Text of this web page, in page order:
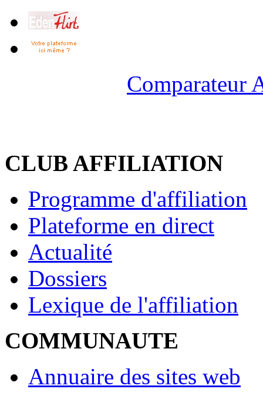
Comparateur
CLUB AFFILIATION
Programme d'affiliation
Plateforme en direct
Actualité
Dossiers
Lexique de l'affiliation
COMMUNAUTE
Annuaire des sites web